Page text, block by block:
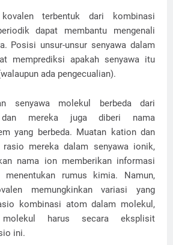
terbentuk dari kombinasi
dapat membantu mengenali
Posisi unsur-unsur senyawa dalam
memprediksi apakah senyawa itu
ada pengecualian).
senyawa molekul berbeda dari
mereka juga diberi nama
yang berbeda. Muatan kation dan
rasio mereka dalam senyawa ionik,
nama ion memberikan informasi
rumus kimia. Namun,
memungkinkan variasi yang
kombinasi atom dalam molekul,
harus secara eksplisit
ini.